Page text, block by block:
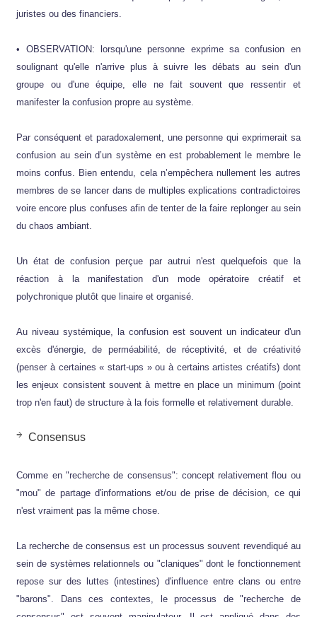
juristes ou des financiers.
• OBSERVATION: lorsqu'une personne exprime sa confusion en
soulignant qu'elle n'arrive plus à suivre les débats au sein d'un
groupe ou d'une équipe, elle ne fait souvent que ressentir et
manifester la confusion propre au système.
Par conséquent et paradoxalement, une personne qui exprimerait sa
confusion au sein d’un système en est probablement le membre le
moins confus. Bien entendu, cela n’empêchera nullement les autres
membres de se lancer dans de multiples explications contradictoires
voire encore plus confuses afin de tenter de la faire replonger au sein
du chaos ambiant.
Un état de confusion perçue par autrui n'est quelquefois que la
réaction à la manifestation d'un mode opératoire créatif et
polychronique plutôt que linaire et organisé.
Au niveau systémique, la confusion est souvent un indicateur d'un
excès d'énergie, de perméabilité, de réceptivité, et de créativité
(penser à certaines « start-ups » ou à certains artistes créatifs) dont
les enjeux consistent souvent à mettre en place un minimum (point
trop n'en faut) de structure à la fois formelle et relativement durable.
Consensus
Comme en "recherche de consensus": concept relativement flou ou
"mou" de partage d'informations et/ou de prise de décision, ce qui
n'est vraiment pas la même chose.
La recherche de consensus est un processus souvent revendiqué au
sein de systèmes relationnels ou "claniques" dont le fonctionnement
repose sur des luttes (intestines) d'influence entre clans ou entre
"barons". Dans ces contextes, le processus de "recherche de